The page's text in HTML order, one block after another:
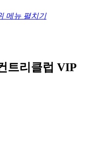
메뉴 펼치기
트리클럽 VIP